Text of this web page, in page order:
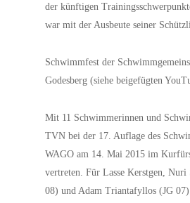
der künftigen
war mit der Ausbeute seiner
Schwimmfest der
Godesberg (siehe beigefügten
Mit 11 Schwimmerinnen und
TVN bei der 17. Auflage des
WAGO am 14. Mai 2015 im
vertreten. Für Lasse Kerstgen, Nuri
08) und Adam Triantafyllos (JG 07)